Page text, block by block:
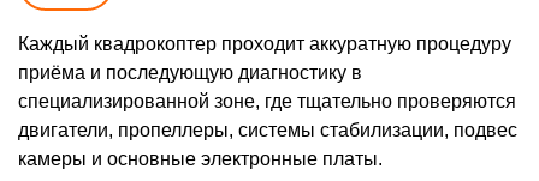
Каждый квадрокоптер проходит аккуратную процедуру
приёма и последующую диагностику в
специализированной зоне, где тщательно проверяются
двигатели, пропеллеры, системы стабилизации, подвес
камеры и основные электронные платы.